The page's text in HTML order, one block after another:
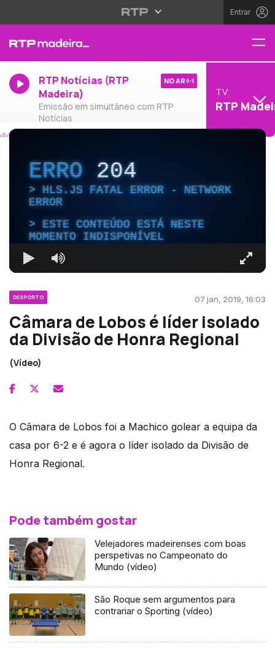
Entrar
RTP Notícias (RTP
Madeira)
Emissão em simultâneo com RTP
Notícias
NO AR
TV
RTP
ERRO204
HLS.JS FATAL ERROR - NETWORK
ERROR
ESTE CONTEÚDO ESTÁ NESTE
MOMENTO INDISPONÍVEL
DESPORTO 07 jan, 2019, 16:03
Câmara de Lobos é líder isolado
da Divisão de Honra Regional
(Vídeo)
O Câmara de Lobos foi a Machico golear a equipa da
casa por 6-2 e é agora o líder isolado da Divisão de
Honra Regional.
Pode também gostar
Velejadores madeirenses com boas
perspetivas no Campeonato do
Mundo (vídeo)
São Roque sem argumentos para
contrariar o Sporting (vídeo)